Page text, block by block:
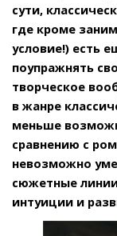
сути,
где кроме
условие!) есть
поупражнять
творческое
в жанре
меньше
сравнению с
невозможно
сюжетные
интуиции и